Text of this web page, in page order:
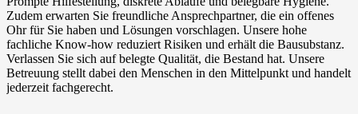
Zudem erwarten Sie freundliche Ansprechpartner, die ein offenes
Ohr für Sie haben und Lösungen vorschlagen. Unsere hohe
fachliche Know-how reduziert Risiken und erhält die Bausubstanz.
Verlassen Sie sich auf belegte Qualität, die Bestand hat. Unsere
Betreuung stellt dabei den Menschen in den Mittelpunkt und handelt
jederzeit fachgerecht.